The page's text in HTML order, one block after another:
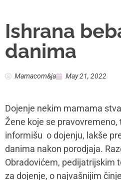
Ishrana
danima
Mamacom&ja May 21, 2022
Dojenje nekim mamama
Žene koje se pravovremeno,
informišu o dojenju, lakše
danima nakon porodjaja.
Obradovićem, pedijatrijskim
za dojenje, o najvašnijim